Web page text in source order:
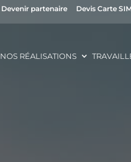
Devenir partenaire Devis Carte
NOS RÉALISATIONS